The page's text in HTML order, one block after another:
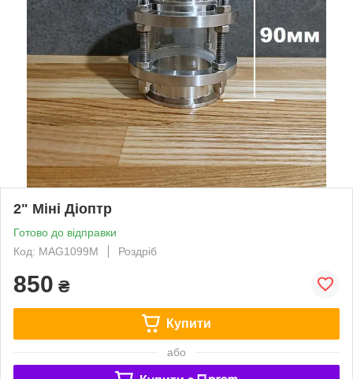
2" Міні Діоптр
Готово до відправки
Код: MAG1099М
Роздріб
850 ₴
Купити
або